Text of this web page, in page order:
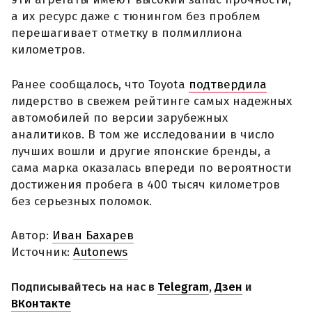
а их ресурс даже с тюнингом без проблем
перешагивает отметку в полмиллиона
километров.
Ранее сообщалось, что Toyota подтвердила
лидерство в свежем рейтинге самых надежных
автомобилей по версии зарубежных
аналитиков. В том же исследовании в число
лучших вошли и другие японские бренды, а
сама марка оказалась впереди по вероятности
достижения пробега в 400 тысяч километров
без серьезных поломок.
Автор: Иван Бахарев
Источник: Autonews
Подписывайтесь на нас в Telegram,Дзен и
ВКонтакте